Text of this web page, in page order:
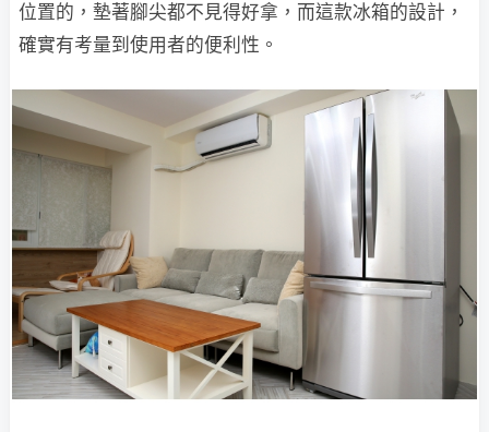
位置的，墊著腳尖都不見得好拿，而這款冰箱的設計，
確實有考量到使用者的便利性。